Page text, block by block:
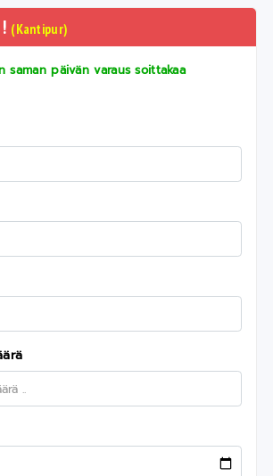
(Kantipur)
saman päivän varaus soittakaa